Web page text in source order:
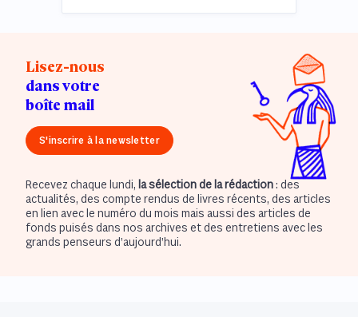
Lisez-nous
dans votre
boîte mail
S'inscrire à la newsletter
Recevez chaque lundi, la sélection de la rédaction : des
actualités, des compte rendus de livres récents, des articles
en lien avec le numéro du mois mais aussi des articles de
fonds puisés dans nos archives et des entretiens avec les
grands penseurs d’aujourd’hui.